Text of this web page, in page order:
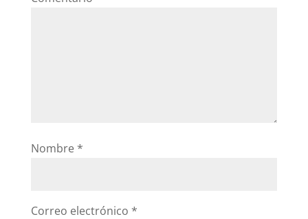
Nombre *
Correo electrónico *